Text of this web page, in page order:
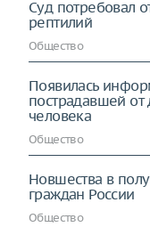
Суд потребовал
рептилий
Общество
Появилась
пострадавшей
человека
Общество
Новшества в
граждан России
Общество